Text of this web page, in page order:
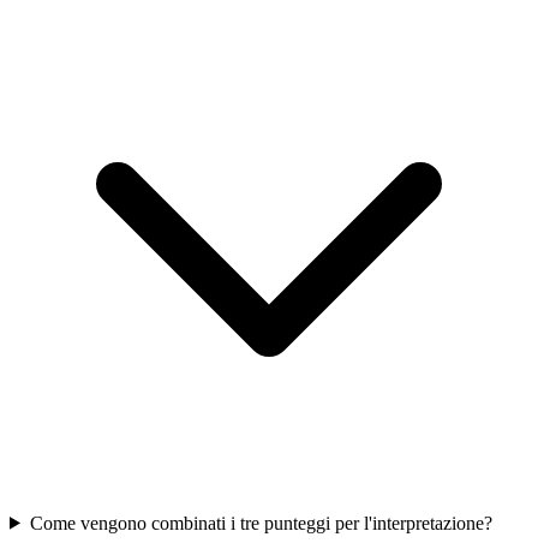
Come vengono combinati i tre punteggi per l'interpretazione?